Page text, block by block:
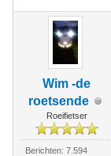
Wim -de
roetsende
Roeifietser
Berichten: 7.594